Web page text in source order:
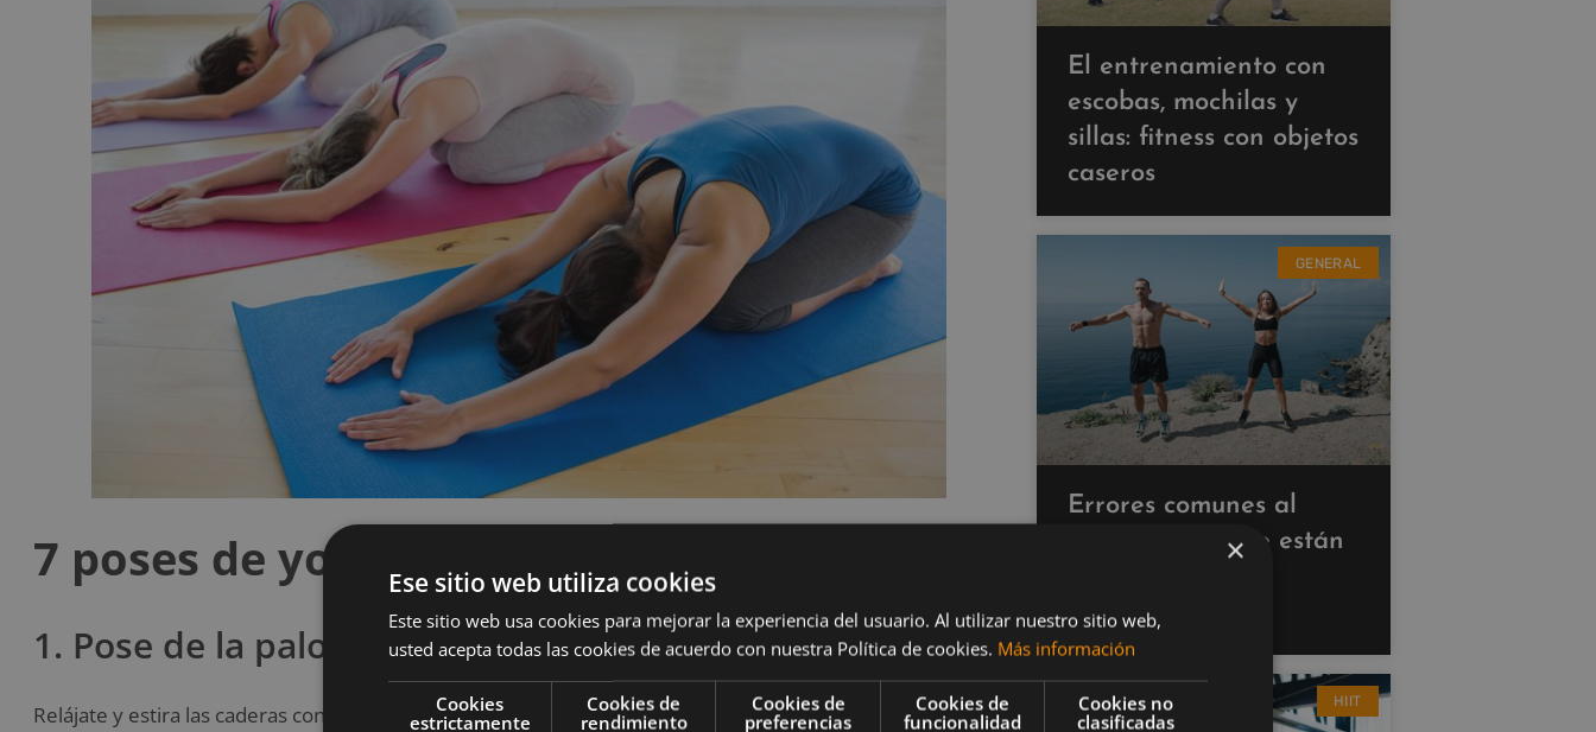
7 poses de yoga para aliviar el estrés
1. Pose de la paloma de pie
Relájate y estira las caderas con esta magnífica pose de yoga. Podrás, además, trabajar diversas áreas del
El entrenamiento con
escobas, mochilas y
sillas: fitness con objetos
caseros
GENERAL
Errores comunes al
hacer cardio que están
resultados
HIIT
×
Ese sitio web utiliza cookies
Este sitio web usa cookies para mejorar la experiencia del usuario. Al utilizar nuestro sitio web,
usted acepta todas las cookies de acuerdo con nuestra Política de cookies. Más información
Cookies
estrictamente
Cookies de
rendimiento
Cookies de
preferencias
Cookies de
funcionalidad
Cookies no
clasificadas